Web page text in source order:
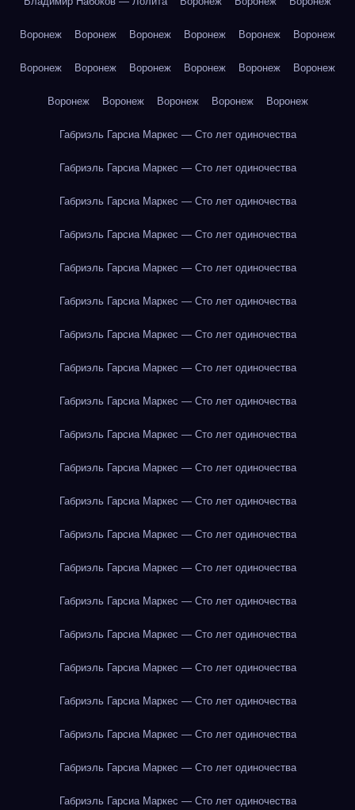
Воронеж Воронеж Воронеж Воронеж Воронеж Воронеж
Воронеж Воронеж Воронеж Воронеж Воронеж Воронеж
Воронеж Воронеж Воронеж Воронеж Воронеж
Габриэль Гарсиа Маркес — Сто лет одиночества
Габриэль Гарсиа Маркес — Сто лет одиночества
Габриэль Гарсиа Маркес — Сто лет одиночества
Габриэль Гарсиа Маркес — Сто лет одиночества
Габриэль Гарсиа Маркес — Сто лет одиночества
Габриэль Гарсиа Маркес — Сто лет одиночества
Габриэль Гарсиа Маркес — Сто лет одиночества
Габриэль Гарсиа Маркес — Сто лет одиночества
Габриэль Гарсиа Маркес — Сто лет одиночества
Габриэль Гарсиа Маркес — Сто лет одиночества
Габриэль Гарсиа Маркес — Сто лет одиночества
Габриэль Гарсиа Маркес — Сто лет одиночества
Габриэль Гарсиа Маркес — Сто лет одиночества
Габриэль Гарсиа Маркес — Сто лет одиночества
Габриэль Гарсиа Маркес — Сто лет одиночества
Габриэль Гарсиа Маркес — Сто лет одиночества
Габриэль Гарсиа Маркес — Сто лет одиночества
Габриэль Гарсиа Маркес — Сто лет одиночества
Габриэль Гарсиа Маркес — Сто лет одиночества
Габриэль Гарсиа Маркес — Сто лет одиночества
Габриэль Гарсиа Маркес — Сто лет одиночества